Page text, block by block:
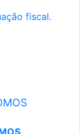
fiscal.